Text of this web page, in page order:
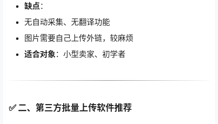
缺点 ：
无自动采集、无翻译功能
图片需要自己上传外链，较麻烦
适合对象 ：小型卖家、初学者
✅ 二、第三方批量上传软件推荐